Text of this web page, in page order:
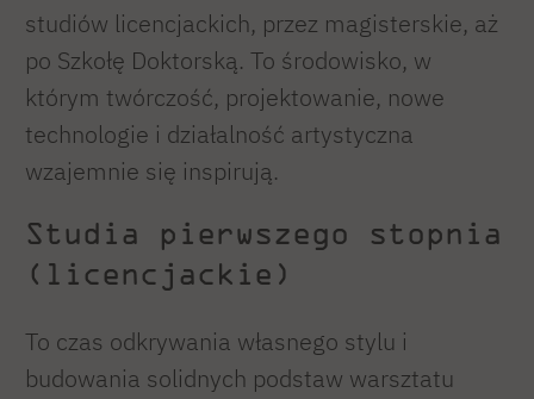
studiów licencjackich, przez magisterskie, aż
po Szkołę Doktorską. To środowisko, w
którym twórczość, projektowanie, nowe
technologie i działalność artystyczna
wzajemnie się inspirują.
Studia pierwszego stopnia
(licencjackie)
To czas odkrywania własnego stylu i
budowania solidnych podstaw warsztatu